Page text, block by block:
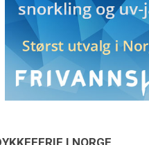
I NORGE